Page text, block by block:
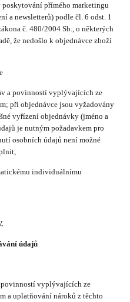
poskytování přímého marketingu
a newsletterů) podle čl. 6 odst. 1
č. 480/2004 Sb., o některých
že nedošlo k objednávce zboží
a povinností vyplývajících ze
při objednávce jsou vyžadovány
vyřízení objednávky (jméno a
je nutným požadavkem pro
osobních údajů není možné
individuálnímu
údajů
vyplývajících ze
a uplatňování nároků z těchto